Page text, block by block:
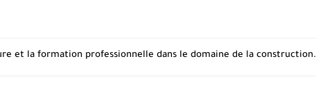
et la formation professionnelle dans le domaine de la construction.